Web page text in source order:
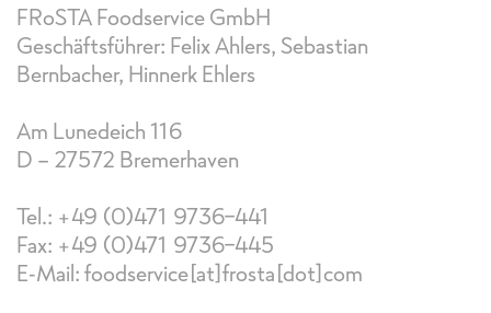
FRoSTA Foodservice GmbH
Geschäftsführer: Felix Ahlers, Sebastian
Bernbacher, Hinnerk Ehlers
Am Lunedeich 116
D - 27572 Bremerhaven
Tel.: +49 (0)471 9736-441
Fax: +49 (0)471 9736-445
E-Mail:foodservice[at]frosta[dot]com